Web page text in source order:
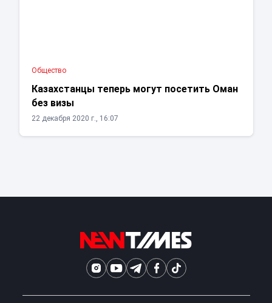
Общество
Казахстанцы теперь могут посетить Оман
без визы
22 декабря 2020 г., 16:07